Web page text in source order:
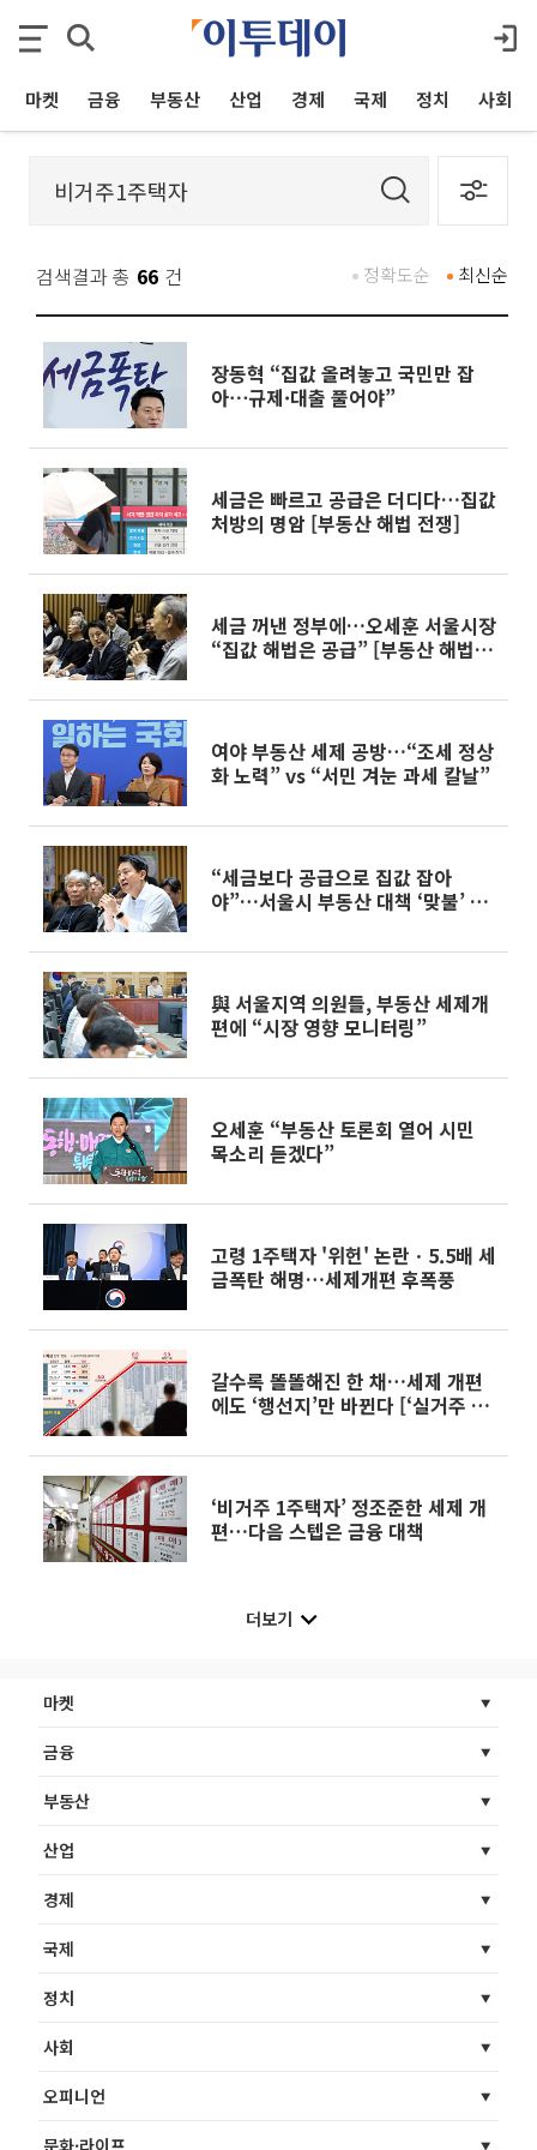
마켓 금융 부동산 산업 경제 국제 정치 사회
검색결과 총 66 건 최신순
정확도순
장동혁 “집값 올려놓고 국민만 잡
아⋯규제·대출 풀어야”
세금은 빠르고 공급은 더디다…집값
처방의 명암 [부동산 해법 전쟁]
세금 꺼낸 정부에…오세훈 서울시장
“집값 해법은 공급” [부동산 해법
여야 부동산 세제 공방…“조세 정상
화 노력” vs “서민 겨눈 과세 칼날”
“세금보다 공급으로 집값 잡아
야”…서울시 부동산 대책 ‘맞불’ 토
與 서울지역 의원들, 부동산 세제개
편에 “시장 영향 모니터링”
오세훈 “부동산 토론회 열어 시민
목소리 듣겠다”
고령 1주택자 '위헌' 논란ㆍ5.5배 세
금폭탄 해명…세제개편 후폭풍
갈수록 똘똘해진 한 채…세제 개편
에도 ‘행선지’만 바뀐다 [‘실거주 중
‘비거주 1주택자’ 정조준한 세제 개
편…다음 스텝은 금융 대책
더보기
마켓
금융
부동산
산업
경제
국제
정치
사회
오피니언
문화·라이프